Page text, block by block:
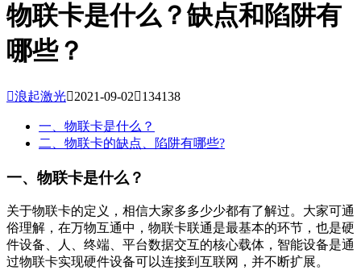
物联卡是什么？缺点和陷阱有
哪些？
浪起激光2021-09-02134138
一、物联卡是什么？
二、物联卡的缺点、陷阱有哪些?
一、物联卡是什么？
关于物联卡的定义，相信大家多多少少都有了解过。大家可通
俗理解，在万物互通中，物联卡联通是最基本的环节，也是硬
件设备、人、终端、平台数据交互的核心载体，智能设备是通
过物联卡实现硬件设备可以连接到互联网，并不断扩展。